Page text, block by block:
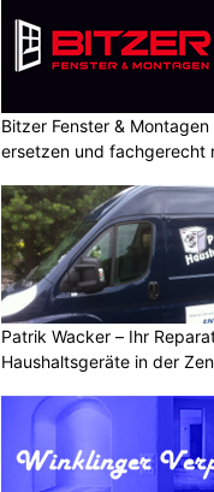
Bitzer Fenster & Montagen
ersetzen und fachgerecht
Patrik Wacker – Ihr
Haushaltsgeräte in der